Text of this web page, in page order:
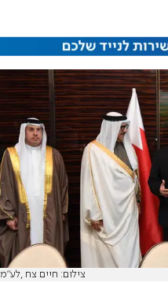
צילום: חיים צח ,לע"מ